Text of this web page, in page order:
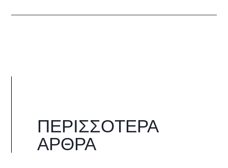
ΠΕΡΙΣΣΌΤΕΡΑ
ΆΡΘΡΑ